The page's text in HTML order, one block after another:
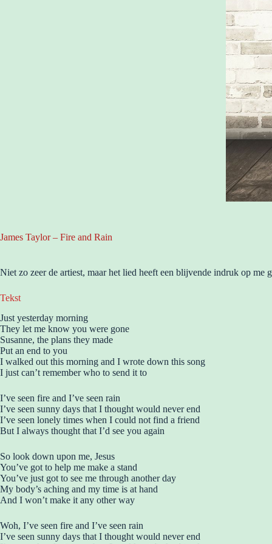
James Taylor – Fire and Rain
Niet zo zeer de artiest, maar het lied heeft een blijvende indruk op me
Tekst
Just yesterday morning
They let me know you were gone
Susanne, the plans they made
Put an end to you
I walked out this morning and I wrote down this song
I just can’t remember who to send it to
I’ve seen fire and I’ve seen rain
I’ve seen sunny days that I thought would never end
I’ve seen lonely times when I could not find a friend
But I always thought that I’d see you again
So look down upon me, Jesus
You’ve got to help me make a stand
You’ve just got to see me through another day
My body’s aching and my time is at hand
And I won’t make it any other way
Woh, I’ve seen fire and I’ve seen rain
I’ve seen sunny days that I thought would never end